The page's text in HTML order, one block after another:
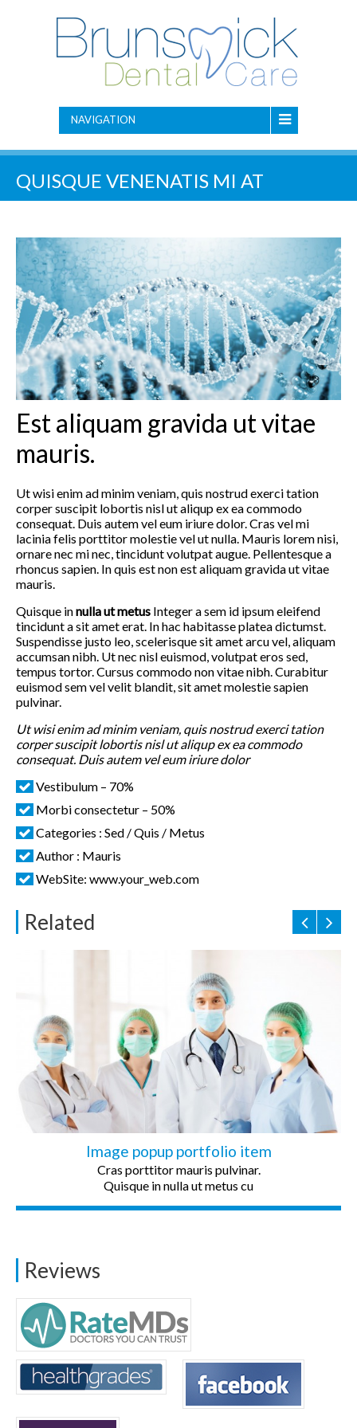
NAVIGATION
QUISQUE VENENATIS MI AT
Reviews
Est aliquam gravida ut vitae
mauris.
Ut wisi enim ad minim veniam, quis nostrud exerci tation
corper suscipit lobortis nisl ut aliqup ex ea commodo
consequat. Duis autem vel eum iriure dolor. Cras vel mi
lacinia felis porttitor molestie vel ut nulla. Mauris lorem nisi,
ornare nec mi nec, tincidunt volutpat augue. Pellentesque a
rhoncus sapien. In quis est non est aliquam gravida ut vitae
mauris.
Quisque innulla ut metus Integer a sem id ipsum eleifend
tincidunt a sit amet erat. In hac habitasse platea dictumst.
Suspendisse justo leo, scelerisque sit amet arcu vel, aliquam
accumsan nibh. Ut nec nisl euismod, volutpat eros sed,
tempus tortor. Cursus commodo non vitae nibh. Curabitur
euismod sem vel velit blandit, sit amet molestie sapien
pulvinar.
Ut wisi enim ad minim veniam, quis nostrud exerci tation
corper suscipit lobortis nisl ut aliqup ex ea commodo
consequat. Duis autem vel eum iriure dolor
Vestibulum – 70%
Morbi consectetur – 50%
Categories : Sed / Quis / Metus
Author : Mauris
WebSite: www.your_web.com
Related
Image popup portfolio item
Cras porttitor mauris pulvinar.
Quisque in nulla ut metus cu